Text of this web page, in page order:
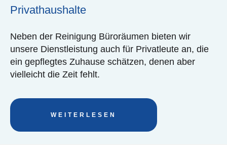
Privathaushalte
Neben der Reinigung Büroräumen bieten wir
unsere Dienstleistung auch für Privatleute an, die
ein gepflegtes Zuhause schätzen, denen aber
vielleicht die Zeit fehlt.
WEITERLESEN